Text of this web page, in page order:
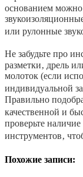
основанием можно
или рулонные
Не забудьте про
разметки‚ дрель
молоток (если
индивидуальной
Правильно
качественной и
проверьте
инструментов‚
Похожие записи: